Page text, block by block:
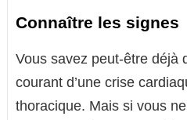
Connaître les signes
Vous savez peut-être déjà
courant d’une crise
thoracique. Mais si vous